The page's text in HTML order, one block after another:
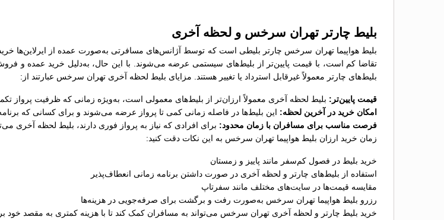
بلیط چارتر تهران سرخس و لحظه آخری
بلیط هواپیما تهران سرخس چارتر بلیطی است که توسط آژانس‌های مسافرتی به‌صورت عمده از ایرلاین‌ها
تقاضا کم است، با قیمت پایین‌تر از بلیط‌های سیستمی عرضه می‌شوند. با این حال، به‌دلیل خرید عمده و
بلیط‌های چارتر معمولاً غیرقابل استرداد یا تغییر هستند. مزایای بلیط لحظه آخری تهران سرخس عبارتند از:
قیمت پایین‌تر: بلیط لحظه آخری معمولاً ارزان‌تر از بلیط‌های معمولی است، به‌ویژه زمانی که ظرفیت پرواز
امکان خرید در آخرین لحظه: این بلیط‌ها در فاصله زمانی کمی تا پرواز عرضه می‌شوند و برای کسانی که
فرصت مناسب برای مسافران با زمان محدود: برای افرادی که نیاز به پرواز فوری دارند، بلیط لحظه آخری
زمان خرید ارزان بلیط هواپیما تهران سرخس به این نکات دقت کنید:
خرید بلیط در فصول کم‌سفر مانند پاییز و زمستان
استفاده از بلیط‌های چارتر و لحظه آخری در صورت داشتن برنامه زمانی انعطاف‌پذیر
مقایسه قیمت‌ها در سایت‌های مختلف مانند سفرتاپ
رزرو بلیط هواپیما تهران سرخس به‌صورت رفت و برگشت برای صرفه‌جویی در هزینه‌ها
خرید بلیط چارتر و لحظه آخری تهران سرخس می‌تواند به مسافران کمک کند تا با هزینه کمتری به مقصد خود